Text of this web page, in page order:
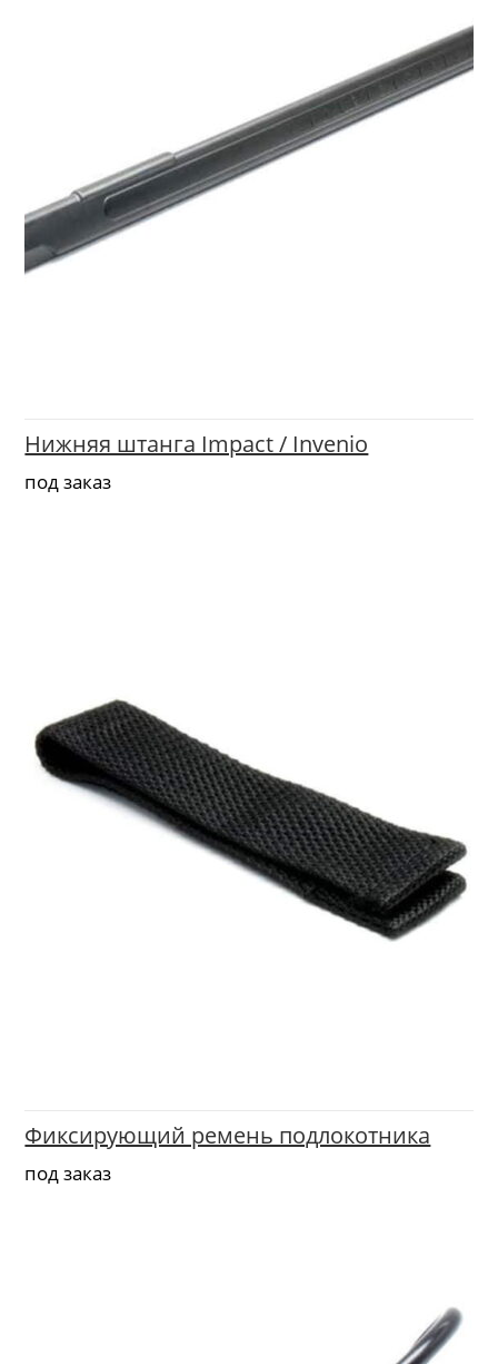
Нижняя штанга Impact / Invenio
под заказ
Фиксирующий ремень подлокотника
под заказ